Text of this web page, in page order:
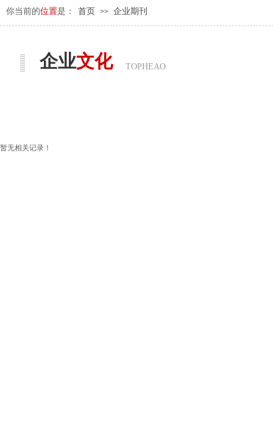
你当前的位置是： 首页 >> 企业期刊
企业文化 TOPHEAO
暂无相关记录！